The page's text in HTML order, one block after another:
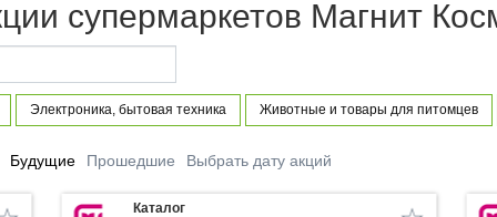
супермаркетов Магнит
Электроника, бытовая техника Животные и товары для питомцев
Будущие Прошедшие Выбрать дату акций
Каталог